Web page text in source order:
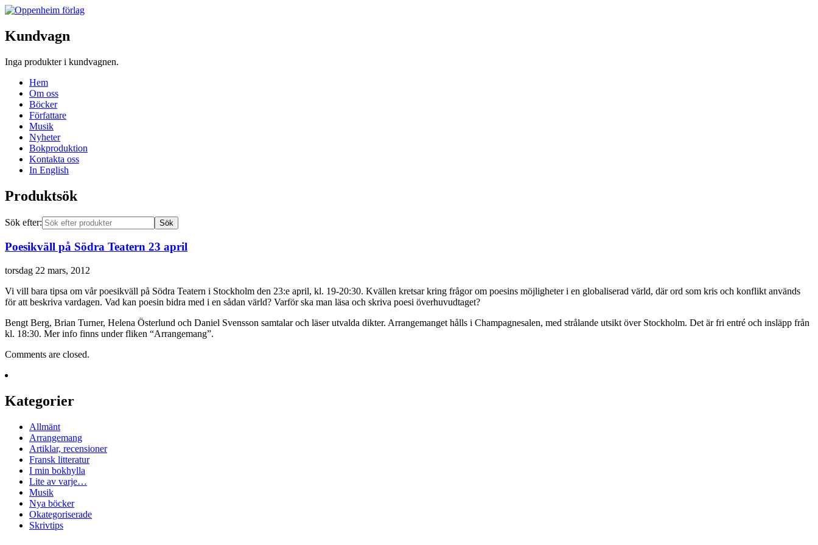
Kundvagn
Inga produkter i kundvagnen.
Hem
Om oss
Böcker
Författare
Musik
Nyheter
Bokproduktion
Kontakta oss
In English
Produktsök
Sök efter:
Poesikväll på Södra Teatern 23 april
torsdag 22 mars, 2012
Vi vill bara tipsa om vår poesikväll på Södra Teatern i Stockholm den 23:e april, kl. 19-20:30. Kvällen kretsar kring frågor om poesins möjligheter i en globaliserad värld, där ord som kris och konflikt används
för att beskriva vardagen. Vad kan poesin bidra med i en sådan värld? Varför ska man läsa och skriva poesi överhuvudtaget?
Bengt Berg, Brian Turner, Helena Österlund och Daniel Svensson samtalar och läser utvalda dikter. Arrangemanget hålls i Champagnesalen, med strålande utsikt över Stockholm. Det är fri entré och insläpp från
kl. 18:30. Mer info finns under fliken “Arrangemang”.
Comments are closed.
Kategorier
Allmänt
Arrangemang
Artiklar, recensioner
Fransk litteratur
I min bokhylla
Lite av varje…
Musik
Nya böcker
Okategoriserade
Skrivtips